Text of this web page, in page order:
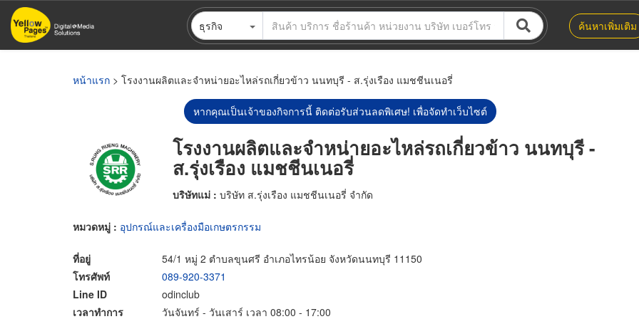
ข้าม
ไป
ธุรกิจ ค้นหาเพิ่มเติม
หน้าแรก > โรงงานผลิตและจำหน่ายอะไหล่รถเกี่ยวข้าว นนทบุรี - ส.รุ่งเรือง แมชชีนเนอรี่
หากคุณเป็นเจ้าของกิจการนี้ ติดต่อรับส่วนลดพิเศษ! เพื่อจัดทำเว็บไซต์
โรงงานผลิตและจำหน่ายอะไหล่รถเกี่ยวข้าว นนทบุรี -
ส.รุ่งเรือง แมชชีนเนอรี่
บริษัทแม่ : บริษัท ส.รุ่งเรือง แมชชีนเนอรี่ จำกัด
หมวดหมู่ : อุปกรณ์และเครื่องมือเกษตรกรรม
ที่อยู่
54/1 หมู่ 2 ตำบลขุนศรี อำเภอไทรน้อย จังหวัดนนทบุรี 11150
โทรศัพท์
089-920-3371
Line ID
odinclub
เวลาทำการ
วันจันทร์ - วันเสาร์ เวลา 08:00 - 17:00